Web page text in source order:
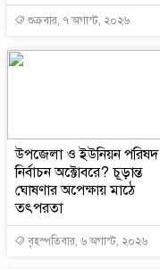
শুক্রবার, ৭ অগাস্ট, ২০২৬
উপজেলা ও ইউনিয়ন পরিষদ
নির্বাচন অক্টোবরে? চূড়ান্ত
ঘোষণার অপেক্ষায় মাঠে
তৎপরতা
বৃহস্পতিবার, ৬ অগাস্ট, ২০২৬